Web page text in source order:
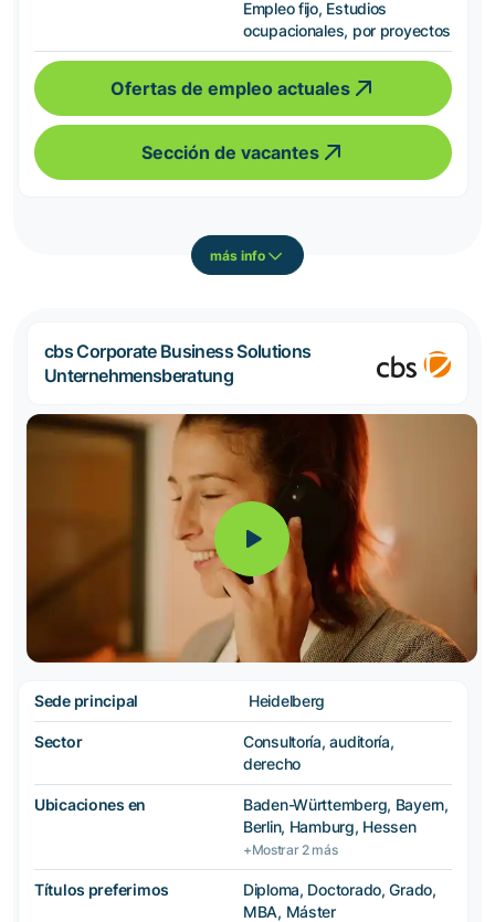
Empleo fijo, Estudios
ocupacionales, por proyectos
Ofertas de empleo actuales
Sección de vacantes
más info
cbs Corporate Business Solutions
Unternehmensberatung
Sede principal Heidelberg
Sector
Consultoría, auditoría,
derecho
Ubicaciones en
Baden-Württemberg, Bayern,
Berlin, Hamburg, Hessen
+Mostrar 2 más
Títulos preferimos
Diploma, Doctorado, Grado,
MBA, Máster